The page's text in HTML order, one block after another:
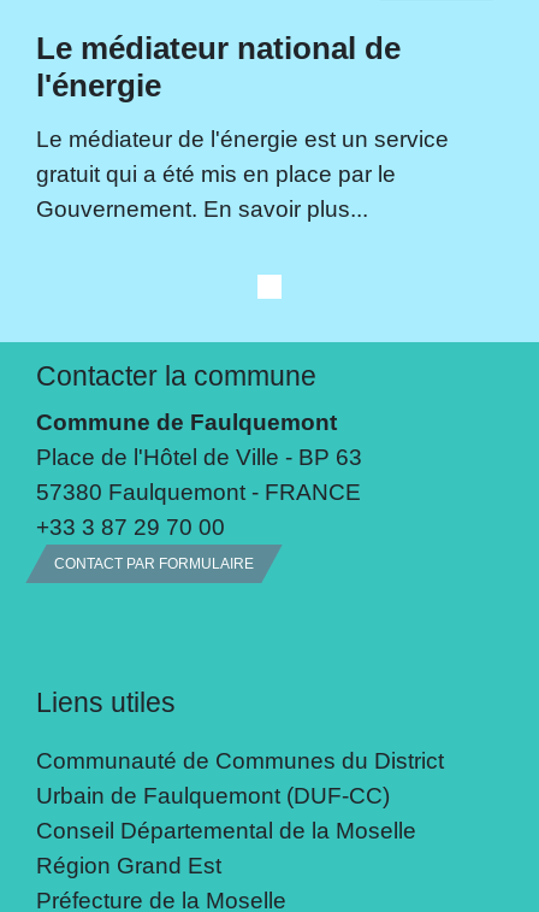
Le médiateur national de
l'énergie
Le médiateur de l'énergie est un service
gratuit qui a été mis en place par le
Gouvernement. En savoir plus...
Contacter la commune
Commune de Faulquemont
Place de l'Hôtel de Ville - BP 63
57380 Faulquemont - FRANCE
+33 3 87 29 70 00
CONTACT PAR FORMULAIRE
Liens utiles
Communauté de Communes du District
Urbain de Faulquemont (DUF-CC)
Conseil Départemental de la Moselle
Région Grand Est
Préfecture de la Moselle